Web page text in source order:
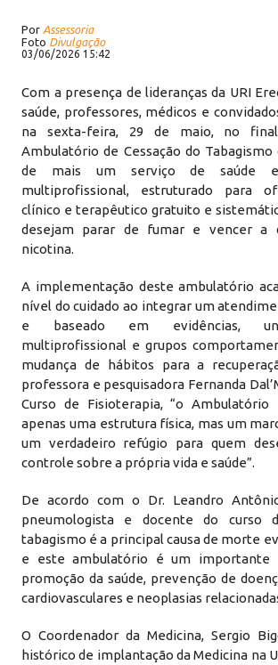
Por Assessoria
Foto Divulgação
03/06/2026 15:42
Com a presença de lideranças da URI
saúde, professores, médicos e
na sexta-feira, 29 de maio, no
Ambulatório de Cessação do Tabagismo
de mais um serviço de saúde
multiprofissional, estruturado para
clínico e terapêutico gratuito e
desejam parar de fumar e vencer a
nicotina.
A implementação deste ambulatório
nível do cuidado ao integrar um
e baseado em evidências,
multiprofissional e grupos
mudança de hábitos para a
professora e pesquisadora Fernanda
Curso de Fisioterapia, “o Ambulatório
apenas uma estrutura física, mas um
um verdadeiro refúgio para quem
controle sobre a própria vida e saúde”.
De acordo com o Dr. Leandro
pneumologista e docente do curso
tabagismo é a principal causa de morte
e este ambulatório é um importante
promoção da saúde, prevenção de
cardiovasculares e neoplasias
O Coordenador da Medicina, Sergio
histórico de implantação da Medicina na